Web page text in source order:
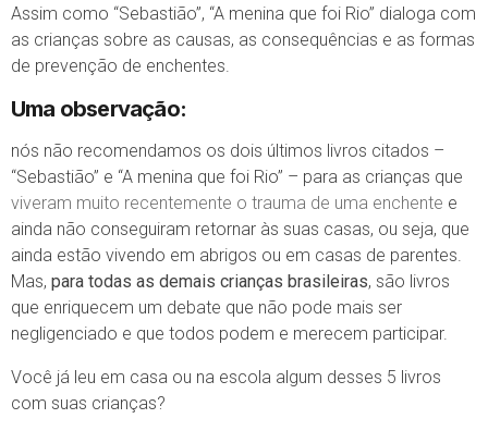
Assim como “Sebastião”, “A menina que foi Rio” dialoga com
as crianças sobre as causas, as consequências e as formas
de prevenção de enchentes.
Uma observação:
nós não recomendamos os dois últimos livros citados –
“Sebastião” e “A menina que foi Rio” – para as crianças que
viveram muito recentemente o trauma de uma enchente e
ainda não conseguiram retornar às suas casas, ou seja, que
ainda estão vivendo em abrigos ou em casas de parentes.
Mas, para todas as demais crianças brasileiras, são livros
que enriquecem um debate que não pode mais ser
negligenciado e que todos podem e merecem participar.
Você já leu em casa ou na escola algum desses 5 livros
com suas crianças?